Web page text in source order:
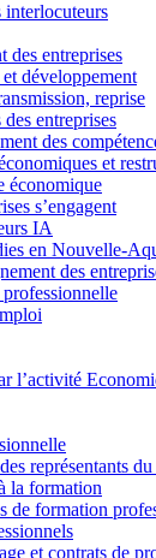
interlocuteurs
des entreprises
développement
reprise
entreprises
des
et
économique
s’engagent
IA
en Nouvelle-
des
l’activité
représentants
la formation
de formation
et contrats de